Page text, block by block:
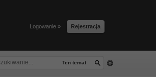
Logowanie » Rejestracja
Ten temat